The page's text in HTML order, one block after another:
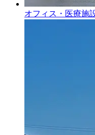
オフィス・医療施